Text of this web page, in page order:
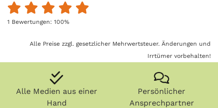
1 Bewertungen: 100%
Alle Preise zzgl. gesetzlicher Mehrwertsteuer. Änderungen und
Irrtümer vorbehalten!
Alle Medien aus einer
Hand
Persönlicher
Ansprechpartner